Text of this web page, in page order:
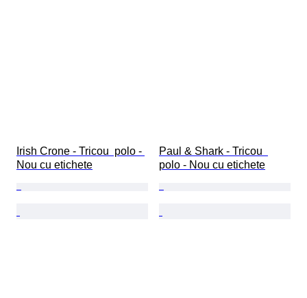
Irish Crone - Tricou  polo -
Nou cu etichete
Paul & Shark - Tricou
polo - Nou cu etichete